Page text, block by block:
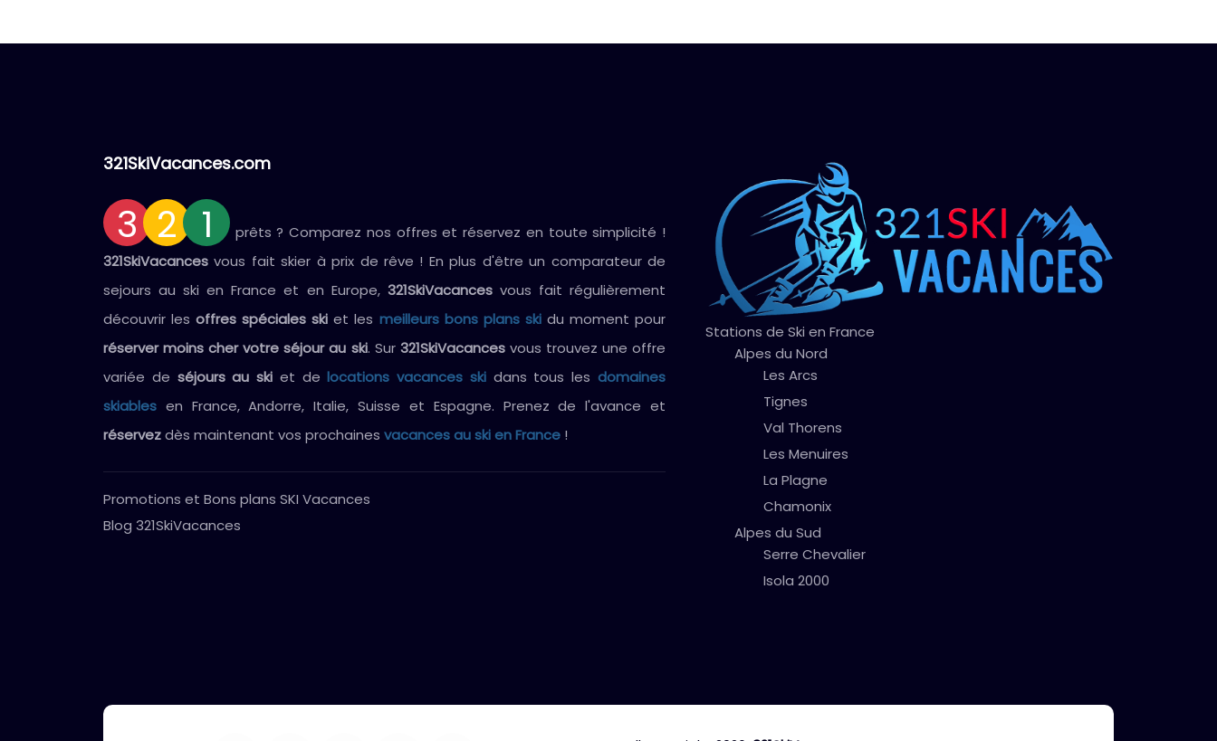
321SkiVacances.com
3 2 1
prêts ? Comparez nos offres et réservez en toute simplicité !
321SkiVacances vous fait skier à prix de rêve ! En plus d'être un comparateur de
sejours au ski en France et en Europe, 321SkiVacancesvous fait régulièrement
découvrir lesoffres spéciales ski et les meilleurs bons plans skidu moment pour
réserver moins cher votre séjour au ski. Sur 321SkiVacancesvous trouvez une offre
variée de séjours au ski et delocations vacances skidans tous lesdomaines
skiables en France, Andorre, Italie, Suisse et Espagne. Prenez de l'avance et
réservezdès maintenant vos prochaines vacances au ski en France !
Promotions et Bons plans SKI Vacances
Blog 321SkiVacances
Stations de Ski en France
Alpes du Nord
Les Arcs
Tignes
Val Thorens
Les Menuires
La Plagne
Chamonix
Alpes du Sud
Serre Chevalier
Isola 2000